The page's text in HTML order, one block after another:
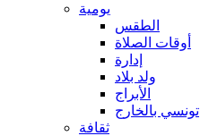
يومية
الطقس
أوقات الصلاة
إدارة
ولد بلاد
الأبراج
تونسي بالخارج
ثقافة